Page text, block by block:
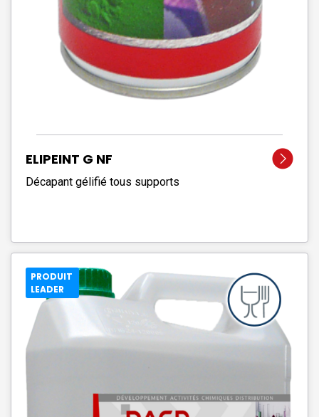
ELIPEINT G NF
Décapant gélifié tous supports
PRODUIT
LEADER